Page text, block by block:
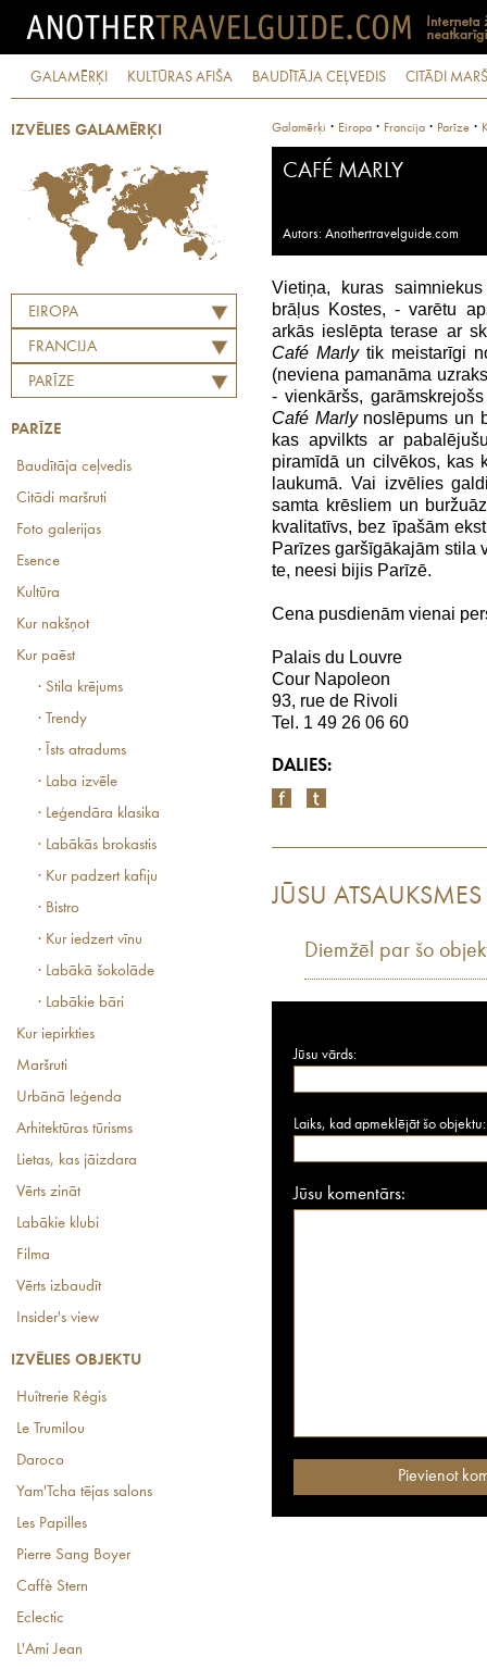
GALAMĒRĶI KULTŪRAS AFIŠA BAUDĪTĀJA CEĻVEDIS CITĀDI
IZVĒLIES GALAMĒRĶI
EIROPA
FRANCIJA
PARĪZE
PARĪZE
Baudītāja ceļvedis
Citādi maršruti
Foto galerijas
Esence
Kultūra
Kur nakšņot
Kur paēst
· Stila krējums
· Trendy
· Īsts atradums
· Laba izvēle
· Leģendāra klasika
· Labākās brokastis
· Kur padzert kafiju
· Bistro
· Kur iedzert vīnu
· Labākā šokolāde
· Labākie bāri
Kur iepirkties
Maršruti
Urbānā leģenda
Arhitektūras tūrisms
Lietas, kas jāizdara
Vērts zināt
Labākie klubi
Filma
Vērts izbaudīt
Insider's view
IZVĒLIES OBJEKTU
Huîtrerie Régis
Le Trumilou
Daroco
Yam'Tcha tējas salons
Les Papilles
Pierre Sang Boyer
Caffè Stern
Eclectic
L'Ami Jean
Galamērķi · Eiropa · Francija · Parīze ·
CAFÉ MARLY
Autors: Anothertravelguide.com
Vietiņa, kuras
brāļus Kostes, - varētu
arkās ieslēpta terase ar
Café Marlytik meistarīgi
(neviena pamanāma
- vienkāršs,
Café Marlynoslēpums un
kas apvilkts ar
piramīdā un cilvēkos, kas
laukumā. Vai izvēlies
samta krēsliem un
kvalitatīvs, bez īpašām
Parīzes garšīgākajām stila
te, neesi bijis Parīzē.
Cena pusdienām vienai
Palais du Louvre
Cour Napoleon
93, rue de Rivoli
Tel. 1 49 26 06 60
DALIES:
JŪSU ATSAUKSMES
Diemžēl par šo
Jūsu vārds:
Laiks, kad apmeklējāt šo objektu:
Jūsu komentārs: